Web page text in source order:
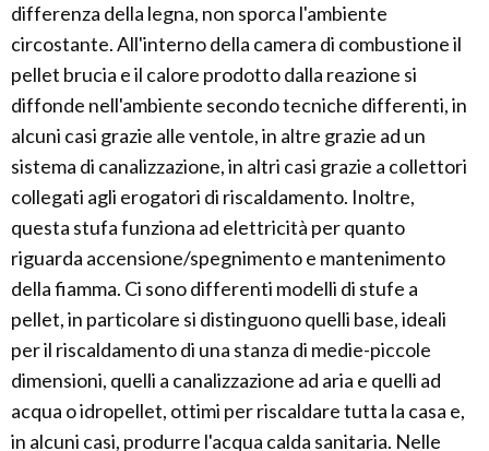
differenza della legna, non sporca l'ambiente
circostante. All'interno della camera di combustione il
pellet brucia e il calore prodotto dalla reazione si
diffonde nell'ambiente secondo tecniche differenti, in
alcuni casi grazie alle ventole, in altre grazie ad un
sistema di canalizzazione, in altri casi grazie a collettori
collegati agli erogatori di riscaldamento. Inoltre,
questa stufa funziona ad elettricità per quanto
riguarda accensione/spegnimento e mantenimento
della fiamma. Ci sono differenti modelli di stufe a
pellet, in particolare si distinguono quelli base, ideali
per il riscaldamento di una stanza di medie-piccole
dimensioni, quelli a canalizzazione ad aria e quelli ad
acqua o idropellet, ottimi per riscaldare tutta la casa e,
in alcuni casi, produrre l'acqua calda sanitaria. Nelle